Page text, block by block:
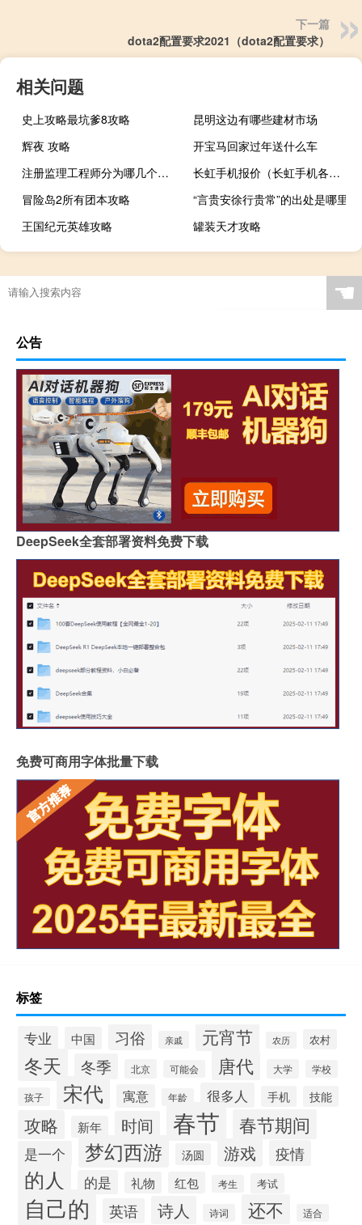
下一篇
dota2配置要求2021（dota2配置要求）
相关问题
史上攻略最坑爹8攻略
昆明这边有哪些建材市场
辉夜 攻略
开宝马回家过年送什么车
注册监理工程师分为哪几个专业
长虹手机报价（长虹手机各个型号最低报价）
冒险岛2所有团本攻略
“言贵安徐行贵常”的出处是哪里
王国纪元英雄攻略
罐装天才攻略
☚
公告
DeepSeek全套部署资料免费下载
免费可商用字体批量下载
标签
专业 中国 习俗 亲戚 元宵节 农历 农村
冬天 冬季 北京 可能会 唐代 大学 学校
孩子 宋代 寓意 年龄 很多人 手机 技能
攻略 新年 时间 春节 春节期间
是一个 梦幻西游 汤圆 游戏 疫情
的人 的是 礼物 红包 考生 考试
自己的 英语 诗人 诗词 还不 适合